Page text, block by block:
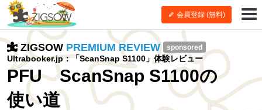
会員登録 (無料)
ZIGSOW PREMIUM REVIEW sponsored
Ultrabooker.jp：「ScanSnap S1100」体験レビュー
PFU ScanSnap S1100の
使い道